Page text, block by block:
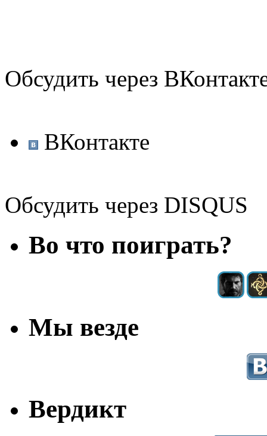
Обсудить через
ВКонтакте
Обсудить через DISQUS
Во что поиграть?
Мы везде
Вердикт